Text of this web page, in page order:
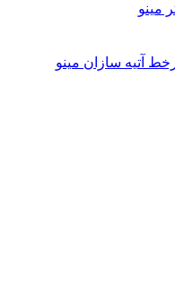
آتیه سازان مینو